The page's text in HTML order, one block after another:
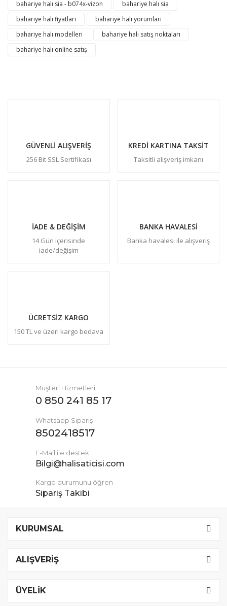
bahariye halı sia - b074x-vı̇zon
bahariye halı sia
bahariye halı fiyatları
bahariye halı yorumları
bahariye halı modelleri
bahariye halı satış noktaları
bahariye halı online satış
GÜVENLİ ALIŞVERİŞ
256 Bit SSL Sertifikası
KREDİ KARTINA TAKSİT
Taksitli alışveriş imkanı
İADE & DEĞİŞİM
14 Gün içerisinde
iade/değişim
BANKA HAVALESİ
Banka havalesi ile alışveriş
ÜCRETSİZ KARGO
150 TL ve üzeri kargo bedava
Müşteri Hizmetleri
0 850 241 85 17
Whatsapp Sipariş
8502418517
E-Mail ile destek
Bilgi@halisaticisi.com
Kargo durumunu öğren
Sipariş Takibi
KURUMSAL
ALIŞVERİŞ
ÜYELİK